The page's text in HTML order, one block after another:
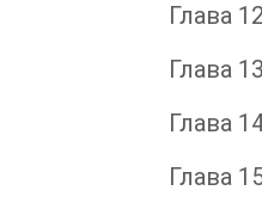
Глава 12
Глава 13
Глава
Глава